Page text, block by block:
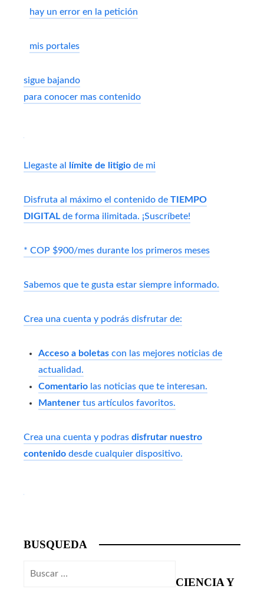
hay un error en la petición
mis portales
sigue bajando
para conocer mas contenido
Llegaste al límite de litigio de mi
Disfruta al máximo el contenido de TIEMPO
DIGITAL de forma ilimitada. ¡Suscríbete!
* COP $900/mes durante los primeros meses
Sabemos que te gusta estar siempre informado.
Crea una cuenta y podrás disfrutar de:
Acceso a boletas con las mejores noticias de
actualidad.
Comentario las noticias que te interesan.
Mantener tus artículos favoritos.
Crea una cuenta y podras disfrutar nuestro
contenido desde cualquier dispositivo.
BUSQUEDA
Buscar:
CIENCIA Y